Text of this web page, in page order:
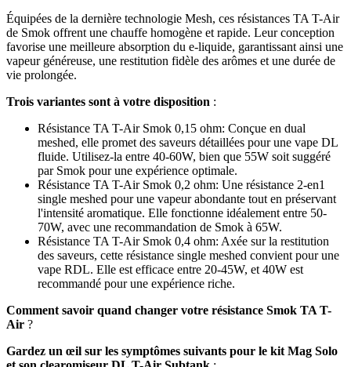
Équipées de la dernière technologie Mesh, ces résistances TA T-Air
de Smok offrent une chauffe homogène et rapide. Leur conception
favorise une meilleure absorption du e-liquide, garantissant ainsi une
vapeur généreuse, une restitution fidèle des arômes et une durée de
vie prolongée.
Trois variantes sont à votre disposition :
Résistance TA T-Air Smok 0,15 ohm: Conçue en dual
meshed, elle promet des saveurs détaillées pour une vape DL
fluide. Utilisez-la entre 40-60W, bien que 55W soit suggéré
par Smok pour une expérience optimale.
Résistance TA T-Air Smok 0,2 ohm: Une résistance 2-en1
single meshed pour une vapeur abondante tout en préservant
l'intensité aromatique. Elle fonctionne idéalement entre 50-
70W, avec une recommandation de Smok à 65W.
Résistance TA T-Air Smok 0,4 ohm: Axée sur la restitution
des saveurs, cette résistance single meshed convient pour une
vape RDL. Elle est efficace entre 20-45W, et 40W est
recommandé pour une expérience riche.
Comment savoir quand changer votre résistance Smok TA T-
Air ?
Gardez un œil sur les symptômes suivants pour le kit Mag Solo